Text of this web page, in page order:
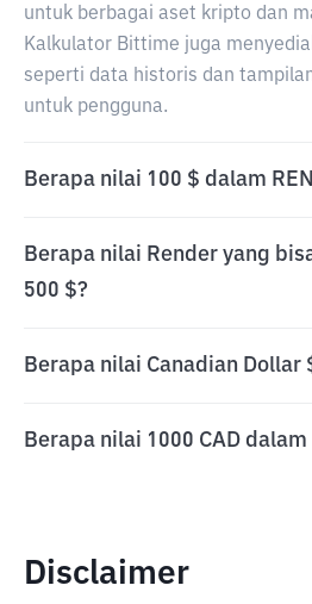
untuk berbagai aset kripto dan
Kalkulator Bittime juga
seperti data historis dan
untuk pengguna.
Berapa nilai 100 $ dalam
Berapa nilai Render yang
500 $?
Berapa nilai Canadian Dollar
Berapa nilai 1000 CAD dalam
Disclaimer